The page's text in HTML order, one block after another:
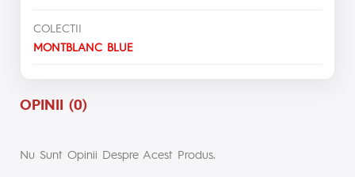
COLECTII
MONTBLANC BLUE
OPINII (0)
Nu Sunt Opinii Despre Acest Produs.